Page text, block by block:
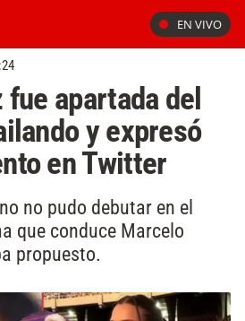
EN VIVO
apartada del
y expresó
en Twitter
no pudo debutar en el
que conduce Marcelo
propuesto.